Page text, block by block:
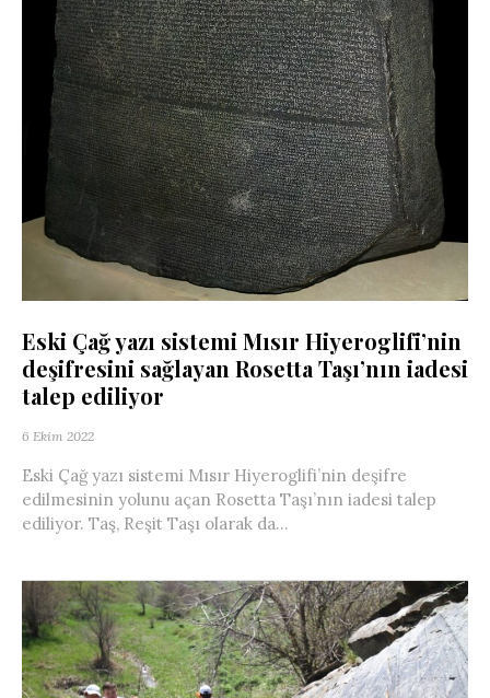
Eski Çağ yazı sistemi Mısır Hiyeroglifi’nin
deşifresini sağlayan Rosetta Taşı’nın iadesi
talep ediliyor
6 Ekim 2022
Eski Çağ yazı sistemi Mısır Hiyeroglifi’nin deşifre
edilmesinin yolunu açan Rosetta Taşı’nın iadesi talep
ediliyor. Taş, Reşit Taşı olarak da...